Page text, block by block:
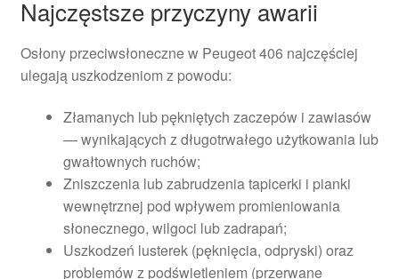
Najczęstsze przyczyny awarii
Osłony przeciwsłoneczne w Peugeot 406 najczęściej
ulegają uszkodzeniom z powodu:
Złamanych lub pękniętych zaczepów i zawiasów
— wynikających z długotrwałego użytkowania lub
gwałtownych ruchów;
Zniszczenia lub zabrudzenia tapicerki i pianki
wewnętrznej pod wpływem promieniowania
słonecznego, wilgoci lub zadrapań;
Uszkodzeń lusterek (pęknięcia, odpryski) oraz
problemów z podświetleniem (przerwane